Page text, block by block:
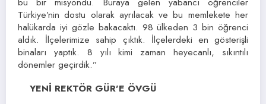
Türkiye’nin dostu olarak ayrılacak ve bu memlekete her
halükarda iyi gözle bakacaktı. 98 ülkeden 3 bin öğrenci
aldık. İlçelerimize sahip çıktık. İlçelerdeki en gösterişli
binaları yaptık. 8 yılı kimi zaman heyecanlı, sıkıntılı
dönemler geçirdik.”
YENİ REKTÖR GÜR’E ÖVGÜ